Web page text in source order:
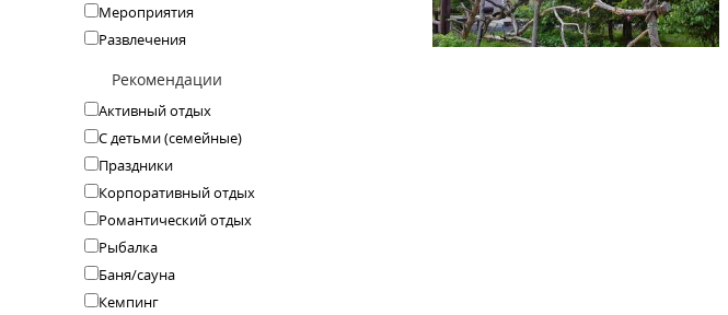
Мероприятия
Развлечения
Рекомендации
Активный отдых
С детьми (семейные)
Праздники
Корпоративный отдых
Романтический отдых
Рыбалка
Баня/сауна
Кемпинг